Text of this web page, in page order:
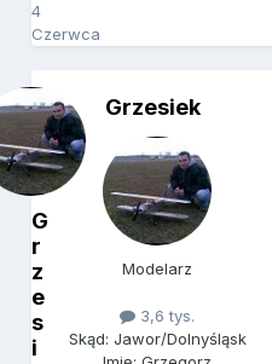
4
Czerwca
G
r
z
e
s
i
Grzesiek
Modelarz
3,6 tys.
Skąd: Jawor/Dolnyśląsk